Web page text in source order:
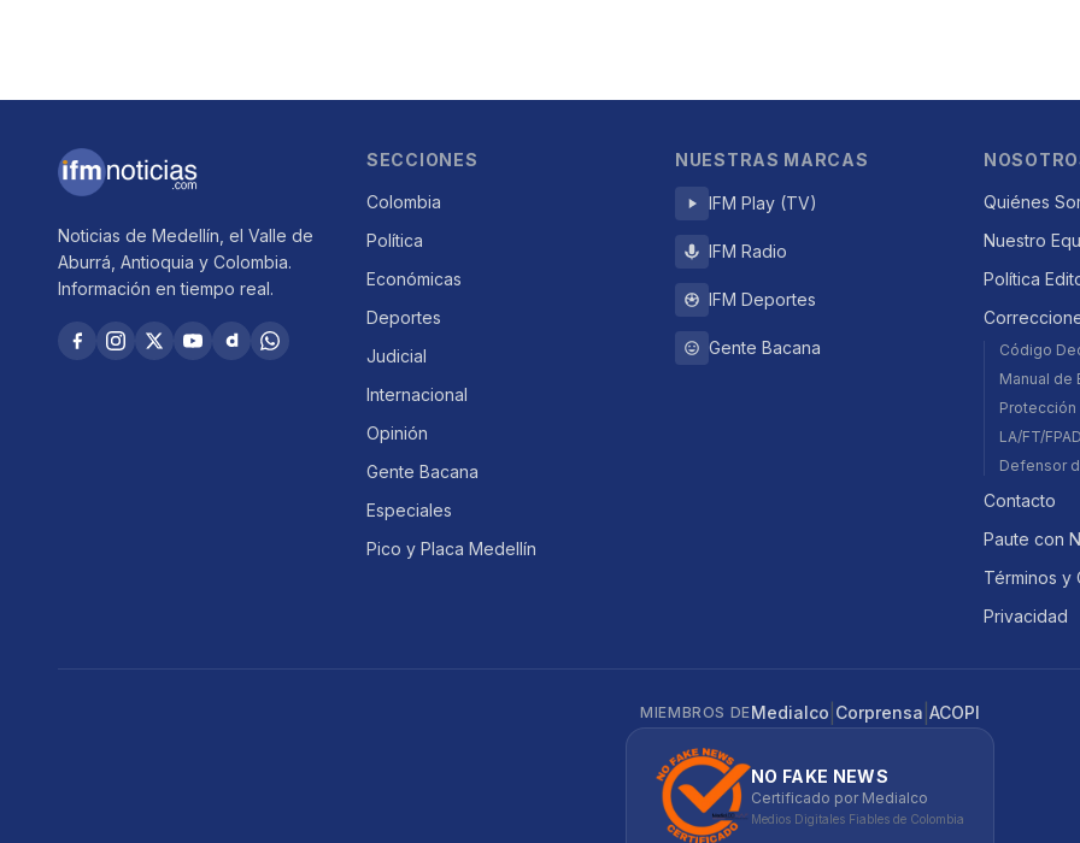
Noticias de Medellín, el Valle de
Aburrá, Antioquia y Colombia.
Información en tiempo real.
SECCIONES
Colombia
Política
Económicas
Deportes
Judicial
Internacional
Opinión
Gente Bacana
Especiales
Pico y Placa Medellín
NUESTRAS MARCAS
IFM Play (TV)
IFM Radio
IFM Deportes
Gente Bacana
Quiénes
Nuestro
Política
Código
Manual de
Protección
LA/FT/
Defensor
Contacto
Paute con
Términos y
Privacidad
MIEMBROS DEMedialco Corprensa ACOPI
NO FAKE NEWS
Certificado por Medialco
Medios Digitales Fiables de Colombia